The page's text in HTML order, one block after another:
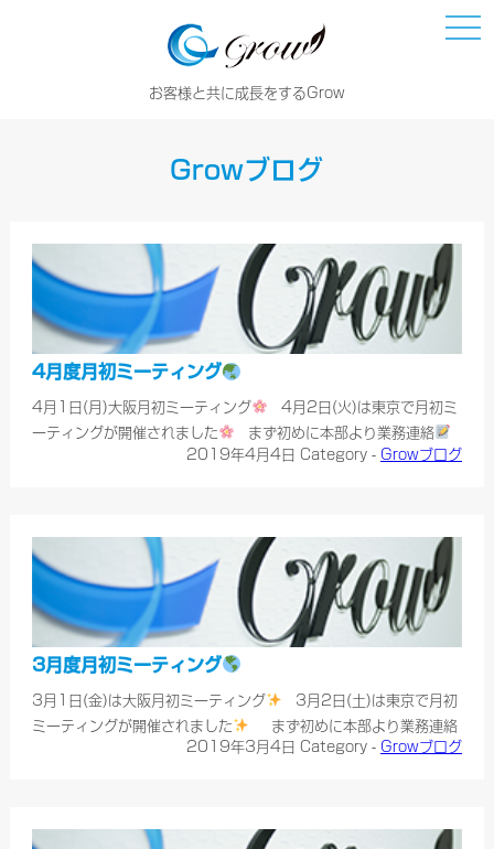
お客様と共に成長をするGrow
ナ
ビ
Growブログ
4月度月初ミーティング
4月1日(月)大阪月初ミーティング
4月2日(火)は東京で月初ミ
ーティングが開催されました
まず初めに本部より業務連絡
■4月10日(水)～4月13日(土)の旅行キャンペーン期間中の業務
2019年4月4日 Category - Growブログ
3月度月初ミーティング
3月1日(金)は大阪月初ミーティング
3月2日(土)は東京で月初
ミーティングが開催されました
まず初めに本部より業務連絡
■代理店研修のお知らせ ✻3月15日(金)大阪 ✻3月16日(土)東
2019年3月4日 Category - Growブログ